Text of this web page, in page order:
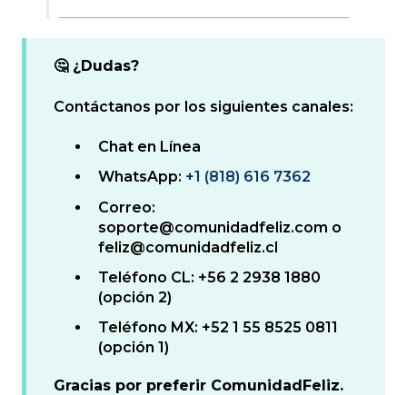
🤔 ¿Dudas?
Contáctanos por los siguientes canales:
Chat en Línea
WhatsApp: +1 (818) 616 7362
Correo:
soporte@comunidadfeliz.com o
feliz@comunidadfeliz.cl
Teléfono CL: +56 2 2938 1880
(opción 2)
Teléfono MX: +52 1 55 8525 0811
(opción 1)
Gracias por preferir ComunidadFeliz.